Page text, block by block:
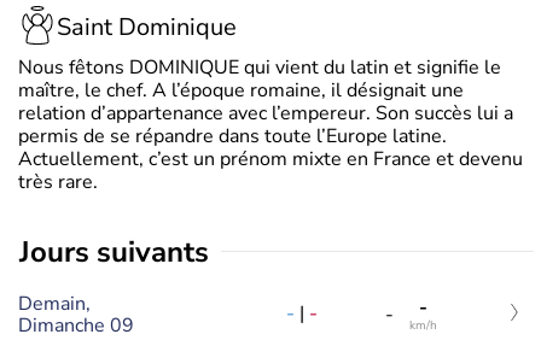
Saint Dominique
Nous fêtons DOMINIQUE qui vient du latin et signifie le
maître, le chef. A l’époque romaine, il désignait une
relation d’appartenance avec l’empereur. Son succès lui a
permis de se répandre dans toute l’Europe latine.
Actuellement, c’est un prénom mixte en France et devenu
très rare.
jours suivants
Demain,
Dimanche 09
- | - - -
km/h